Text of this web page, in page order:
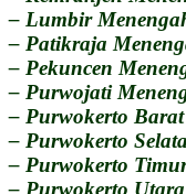
– Lumbir
– Patikraja
– Pekuncen
– Purwojati
– Purwokerto
– Purwokerto
– Purwokerto
– Purwokerto